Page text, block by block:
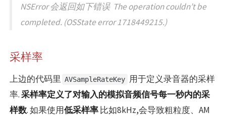
NSError 会返回如下错误 The operation couldn’t be
completed. (OSState error 1718449215.)
采样率
上边的代码里 AVSampleRateKey 用于定义录音器的采样
率.采样率定义了对输入的模拟音频信号每一秒内的采
样数. 如果使用低采样率比如8kHz,会导致粗粒度、AM